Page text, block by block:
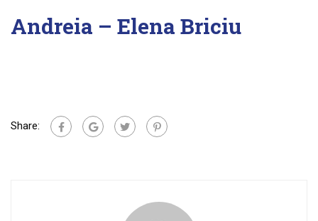
Andreia – Elena Briciu
Share: